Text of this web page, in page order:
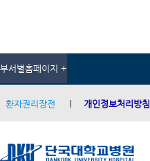
부서별홈페이지 +
환자권리장전 개인정보처리방침